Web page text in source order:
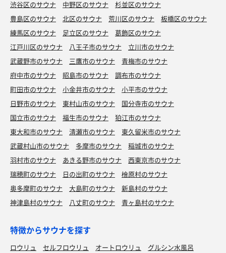
渋谷区のサウナ
中野区のサウナ
杉並区のサウナ
豊島区のサウナ
北区のサウナ 荒川区のサウナ
板橋区のサウナ
練馬区のサウナ
足立区のサウナ
葛飾区のサウナ
江戸川区のサウナ
八王子市のサウナ
立川市のサウナ
武蔵野市のサウナ
三鷹市のサウナ
青梅市のサウナ
府中市のサウナ
昭島市のサウナ
調布市のサウナ
町田市のサウナ
小金井市のサウナ
小平市のサウナ
日野市のサウナ
東村山市のサウナ
国分寺市のサウナ
国立市のサウナ
福生市のサウナ
狛江市のサウナ
東大和市のサウナ
清瀬市のサウナ
東久留米市のサウナ
武蔵村山市のサウナ
多摩市のサウナ
稲城市のサウナ
羽村市のサウナ
あきる野市のサウナ
西東京市のサウナ
瑞穂町のサウナ
日の出町のサウナ
檜原村のサウナ
奥多摩町のサウナ
大島町のサウナ
新島村のサウナ
神津島村のサウナ
八丈町のサウナ 青ヶ島村のサウナ
特徴からサウナを探す
ロウリュ セルフロウリュ オートロウリュ
グルシン水風呂